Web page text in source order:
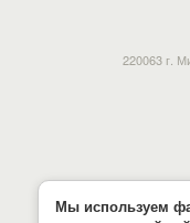
220063 г.
Мы используем